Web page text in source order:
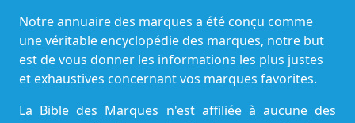
Notre annuaire des marques a été conçu comme
une véritable encyclopédie des marques, notre but
est de vous donner les informations les plus justes
et exhaustives concernant vos marques favorites.
La Bible des Marques n'est affiliée à aucune des